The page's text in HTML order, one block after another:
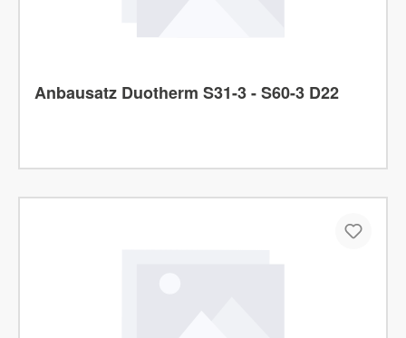
Anbausatz Duotherm S31-3 - S60-3 D22